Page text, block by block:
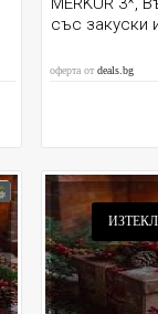
със закуски
оферта от deals.bg